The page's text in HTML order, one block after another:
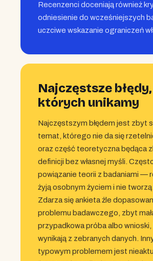
Recenzenci doceniają również
odniesienie do wcześniejszych
uczciwe wskazanie ograniczeń
Najczęstsze błędy,
których unikamy
Najczęstszym błędem jest zbyt
temat, którego nie da się
oraz część teoretyczna będąca
definicji bez własnej myśli.
powiązanie teorii z badaniami —
żyją osobnym życiem i nie tworzą
Zdarza się ankieta źle
problemu badawczego, zbyt
przypadkowa próba albo wnioski,
wynikają z zebranych danych.
typowym problemem jest